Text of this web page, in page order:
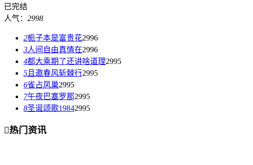
已完结
人气： 2998
2栀子本是富贵花2996
3人间自由真情在2996
4都大乘期了还讲啥道理2995
5且邀春风斩棘行2995
6雀占凤巢2995
7午夜巴塞罗那2995
8圣诞颂歌19842995
热门资讯